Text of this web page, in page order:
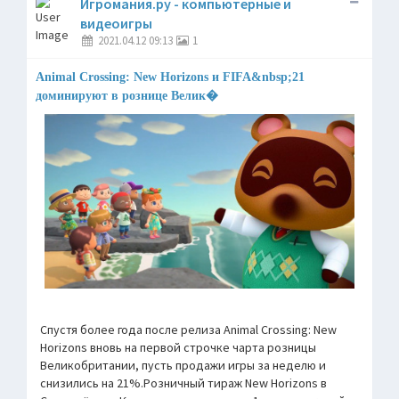
видеоигры
2021.04.12 09:13 1
Animal Crossing: New Horizons и FIFA&nbsp;21
доминируют в рознице Велик�
Спустя более года после релиза Animal Crossing: New
Horizons вновь на первой строчке чарта розницы
Великобритании, пусть продажи игры за неделю и
снизились на 21%.Розничный тираж New Horizons в